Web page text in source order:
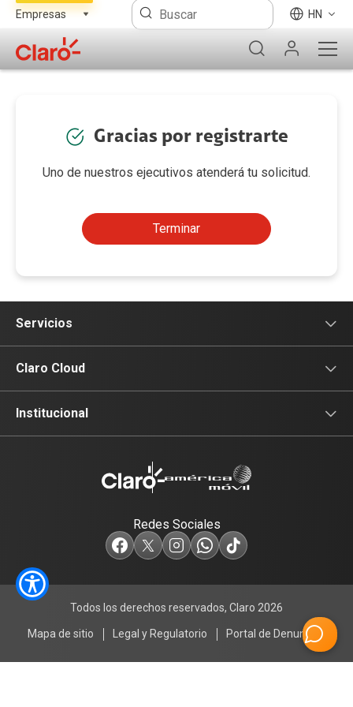
HN
Gracias por registrarte
Uno de nuestros ejecutivos atenderá tu solicitud.
Terminar
Servicios
Conectividad
Productividad
Claro Cloud
Portal Claro Cloud
¿Cómo comprar Claro Cloud?
Institucional
Redes Sociales
Todos los derechos reservados, Claro 2026
Mapa de sitio Legal y Regulatorio Portal de Denuncias